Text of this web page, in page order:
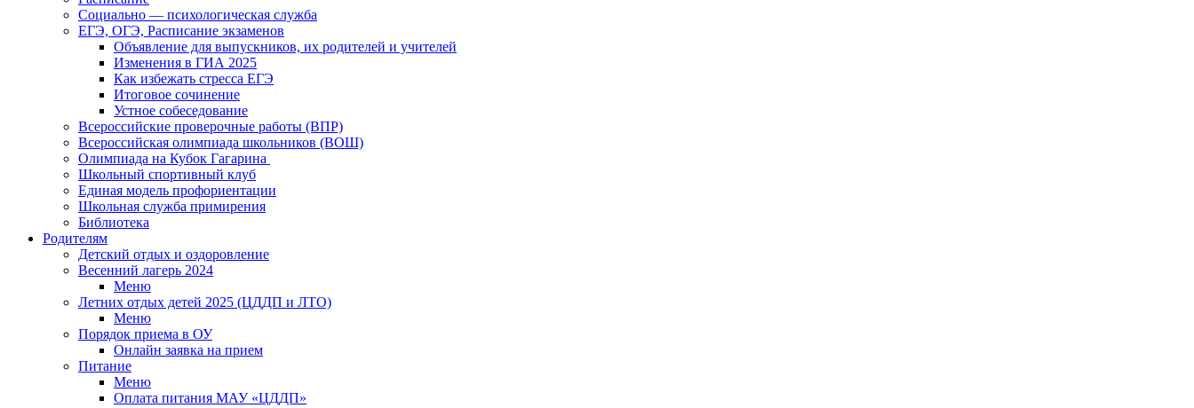
Социально — психологическая служба
ЕГЭ, ОГЭ, Расписание экзаменов
Объявление для выпускников, их родителей и учителей
Изменения в ГИА 2025
Как избежать стресса ЕГЭ
Итоговое сочинение
Устное собеседование
Всероссийские проверочные работы (ВПР)
Всероссийская олимпиада школьников (ВОШ)
Олимпиада на Кубок Гагарина
Школьный спортивный клуб
Единая модель профориентации
Школьная служба примирения
Библиотека
Родителям
Детский отдых и оздоровление
Весенний лагерь 2024
Меню
Летних отдых детей 2025 (ЦДДП и ЛТО)
Меню
Порядок приема в ОУ
Онлайн заявка на прием
Питание
Меню
Оплата питания МАУ «ЦДДП»